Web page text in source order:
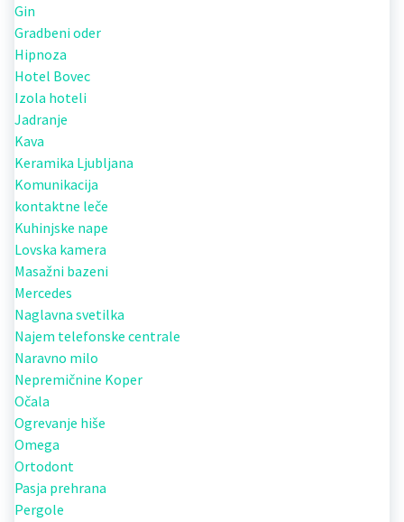
Gin
Gradbeni oder
Hipnoza
Hotel Bovec
Izola hoteli
Jadranje
Kava
Keramika Ljubljana
Komunikacija
kontaktne leče
Kuhinjske nape
Lovska kamera
Masažni bazeni
Mercedes
Naglavna svetilka
Najem telefonske centrale
Naravno milo
Nepremičnine Koper
Očala
Ogrevanje hiše
Omega
Ortodont
Pasja prehrana
Pergole